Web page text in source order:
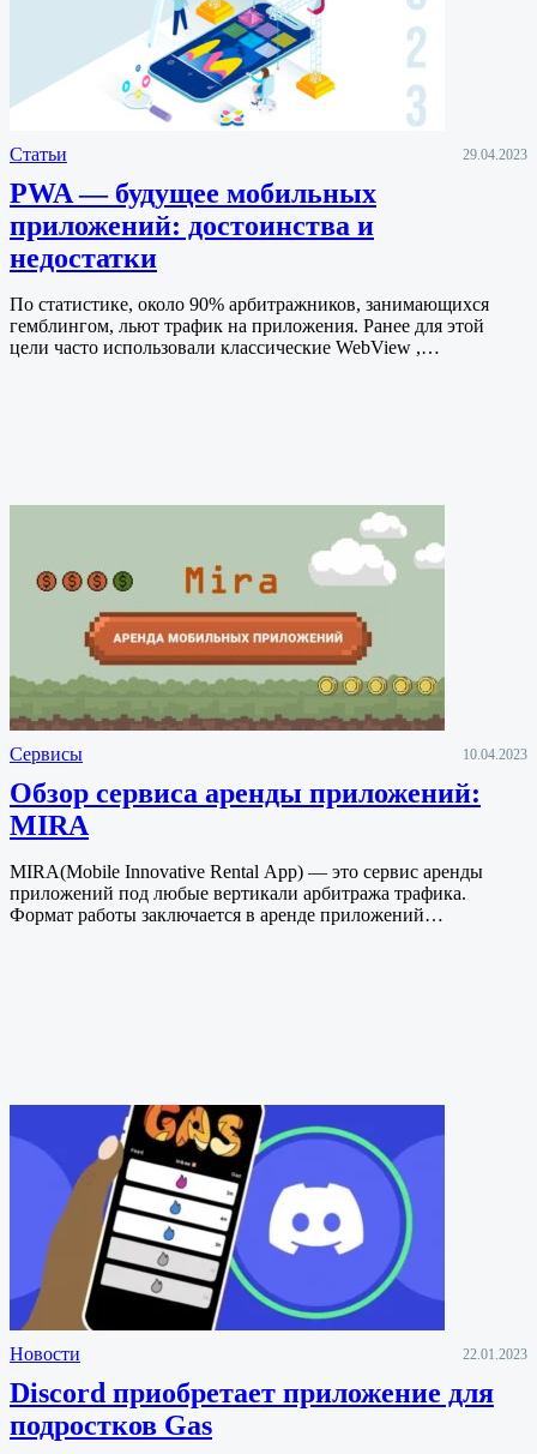
Статьи 29.04.2023
PWA — будущее мобильных
приложений: достоинства и
недостатки
По статистике, около 90% арбитражников, занимающихся
гемблингом, льют трафик на приложения. Ранее для этой
цели часто использовали классические WebView ,…
Сервисы 10.04.2023
Обзор сервиса аренды приложений:
MIRA
MIRA(Mobile Innovative Rental App) — это сервис аренды
приложений под любые вертикали арбитража трафика.
Формат работы заключается в аренде приложений…
Новости 22.01.2023
Discord приобретает приложение для
подростков Gas